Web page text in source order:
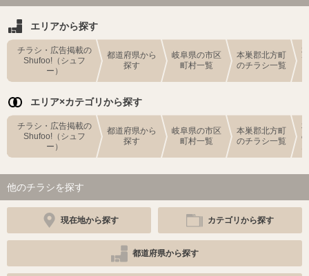
エリアから探す
チラシ・広告掲載の
Shufoo!（シュフ
ー）
都道府県から
探す
岐阜県の市区
町村一覧
本巣郡北方町
のチラシ一覧
エリア×カテゴリから探す
チラシ・広告掲載の
Shufoo!（シュフ
ー）
都道府県から
探す
岐阜県の市区
町村一覧
本巣郡北方町
のチラシ一覧
他のチラシを探す
現在地から探す カテゴリから探す
都道府県から探す